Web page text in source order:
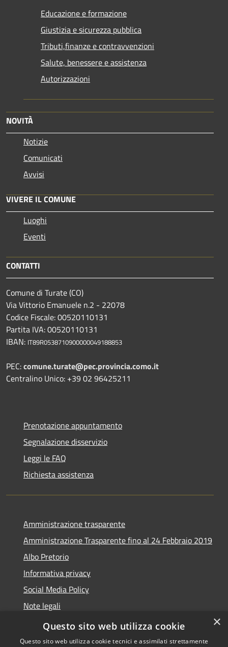
Educazione e formazione
Giustizia e sicurezza pubblica
Tributi,finanze e contravvenzioni
Salute, benessere e assistenza
Autorizzazioni
NOVITÀ
Notizie
Comunicati
Avvisi
VIVERE IL COMUNE
Luoghi
Eventi
CONTATTI
Comune di Turate (CO)
Via Vittorio Emanuele n.2 - 22078
Codice Fiscale: 00520110131
Partita IVA: 00520110131
IBAN: IT89R0538710900000049188853
PEC:comune.turate@pec.provincia.como.it
Centralino Unico: +39 02 96425211
Prenotazione appuntamento
Segnalazione disservizio
Leggi le FAQ
Richiesta assistenza
Amministrazione trasparente
Amministrazione Trasparente fino al 24 Febbraio 2019
Albo Pretorio
Informativa privacy
Social Media Policy
Note legali
Dichiarazione di accessibilità
×
Questo sito web utilizza cookie
Questo sito web utilizza cookie tecnici e assimilati strettamente